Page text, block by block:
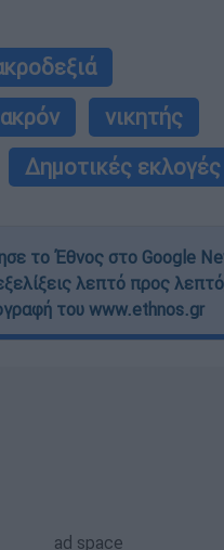
νικητής
Δημοτικές εκλογές
το Έθνος στο Google
λεπτό προς
του www.ethnos.gr